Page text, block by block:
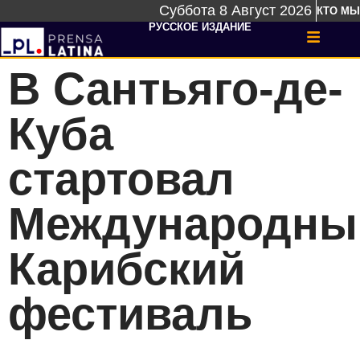
Суббота 8 Август 2026 КТО МЫ
РУССКОЕ ИЗДАНИЕ
В Сантьяго-де-
Куба
стартовал
Карибский
фестиваль